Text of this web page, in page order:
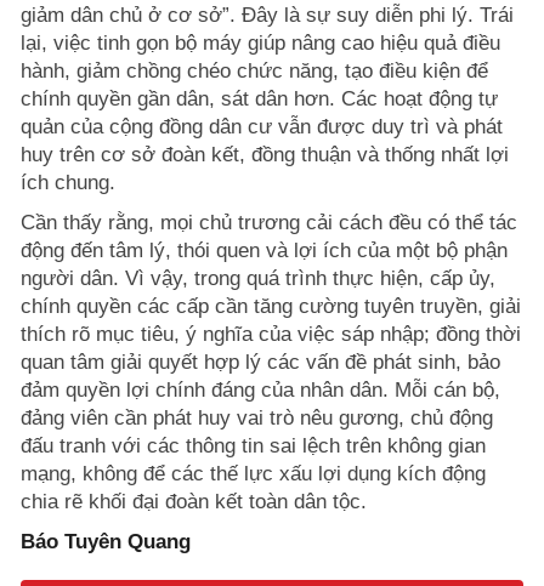
giảm dân chủ ở cơ sở”. Đây là sự suy diễn phi lý. Trái
lại, việc tinh gọn bộ máy giúp nâng cao hiệu quả điều
hành, giảm chồng chéo chức năng, tạo điều kiện để
chính quyền gần dân, sát dân hơn. Các hoạt động tự
quản của cộng đồng dân cư vẫn được duy trì và phát
huy trên cơ sở đoàn kết, đồng thuận và thống nhất lợi
ích chung.
Cần thấy rằng, mọi chủ trương cải cách đều có thể tác
động đến tâm lý, thói quen và lợi ích của một bộ phận
người dân. Vì vậy, trong quá trình thực hiện, cấp ủy,
chính quyền các cấp cần tăng cường tuyên truyền, giải
thích rõ mục tiêu, ý nghĩa của việc sáp nhập; đồng thời
quan tâm giải quyết hợp lý các vấn đề phát sinh, bảo
đảm quyền lợi chính đáng của nhân dân. Mỗi cán bộ,
đảng viên cần phát huy vai trò nêu gương, chủ động
đấu tranh với các thông tin sai lệch trên không gian
mạng, không để các thế lực xấu lợi dụng kích động
chia rẽ khối đại đoàn kết toàn dân tộc.
Báo Tuyên Quang